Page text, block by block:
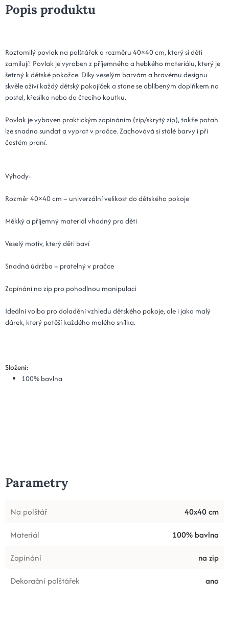
Popis produktu
Roztomilý povlak na polštářek o rozměru 40×40 cm, který si děti
zamilují! Povlak je vyroben z příjemného a hebkého materiálu, který je
šetrný k dětské pokožce. Díky veselým barvám a hravému designu
skvěle oživí každý dětský pokojíček a stane se oblíbeným doplňkem na
postel, křesílko nebo do čtecího koutku.
Povlak je vybaven praktickým zapínáním (zip/skrytý zip), takže potah
lze snadno sundat a vyprat v pračce. Zachovává si stálé barvy i při
častém praní.
Výhody:
Rozměr 40×40 cm – univerzální velikost do dětského pokoje
Měkký a příjemný materiál vhodný pro děti
Veselý motiv, který děti baví
Snadná údržba – pratelný v pračce
Zapínání na zip pro pohodlnou manipulaci
Ideální volba pro doladění vzhledu dětského pokoje, ale i jako malý
dárek, který potěší každého malého snílka.
Složení:
100% bavlna
Parametry
Na polštář
40x40 cm
Materiál
100% bavlna
Zapínání
na zip
Dekorační polštářek
ano